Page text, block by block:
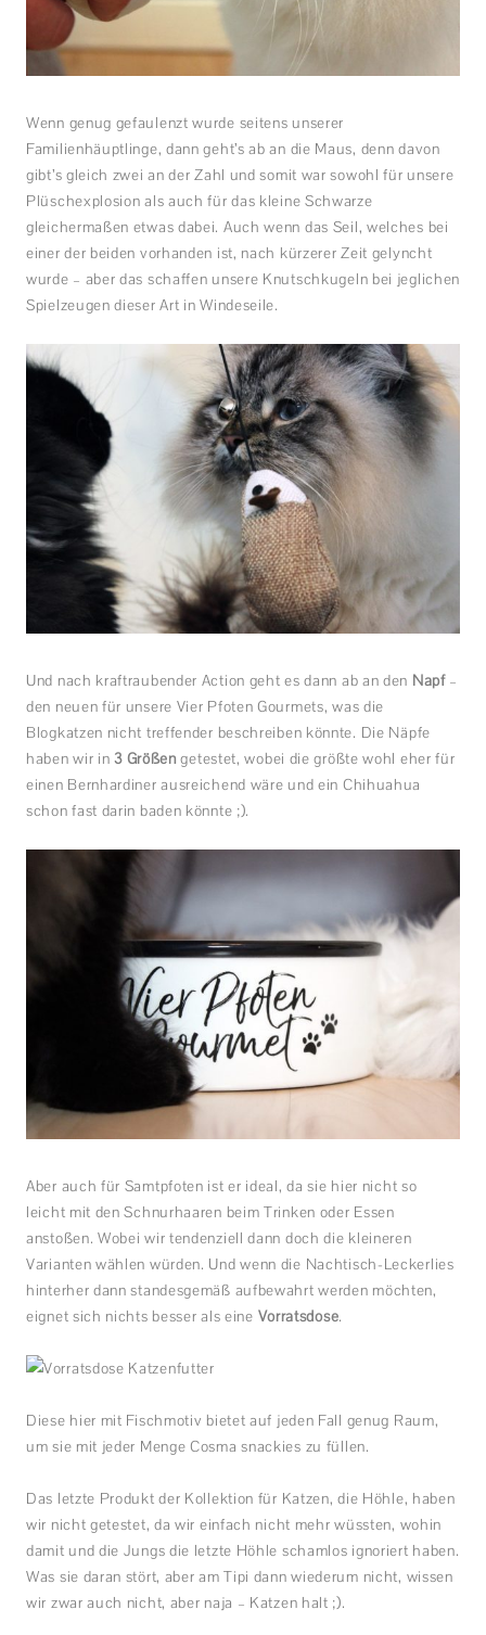
Wenn genug gefaulenzt wurde seitens unserer
Familienhäuptlinge, dann geht’s ab an die Maus, denn davon
gibt’s gleich zwei an der Zahl und somit war sowohl für unsere
Plüschexplosion als auch für das kleine Schwarze
gleichermaßen etwas dabei. Auch wenn das Seil, welches bei
einer der beiden vorhanden ist, nach kürzerer Zeit gelyncht
wurde – aber das schaffen unsere Knutschkugeln bei jeglichen
Spielzeugen dieser Art in Windeseile.
Und nach kraftraubender Action geht es dann ab an den Napf–
den neuen für unsere Vier Pfoten Gourmets, was die
Blogkatzen nicht treffender beschreiben könnte. Die Näpfe
haben wir in3 Größen getestet, wobei die größte wohl eher für
einen Bernhardiner ausreichend wäre und ein Chihuahua
schon fast darin baden könnte ;).
Aber auch für Samtpfoten ist er ideal, da sie hier nicht so
leicht mit den Schnurhaaren beim Trinken oder Essen
anstoßen. Wobei wir tendenziell dann doch die kleineren
Varianten wählen würden. Und wenn die Nachtisch-Leckerlies
hinterher dann standesgemäß aufbewahrt werden möchten,
eignet sich nichts besser als eine Vorratsdose.
Diese hier mit Fischmotiv bietet auf jeden Fall genug Raum,
um sie mit jeder Menge Cosma snackies zu füllen.
Das letzte Produkt der Kollektion für Katzen, die Höhle, haben
wir nicht getestet, da wir einfach nicht mehr wüssten, wohin
damit und die Jungs die letzte Höhle schamlos ignoriert haben.
Was sie daran stört, aber am Tipi dann wiederum nicht, wissen
wir zwar auch nicht, aber naja – Katzen halt ;).